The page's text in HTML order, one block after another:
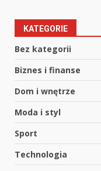
KATEGORIE
Bez kategorii
Biznes i finanse
Dom i wnętrze
Moda i styl
Sport
Technologia